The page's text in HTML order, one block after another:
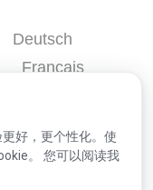
好，更个性化。使
。 您可以阅读我
Deutsch
Français